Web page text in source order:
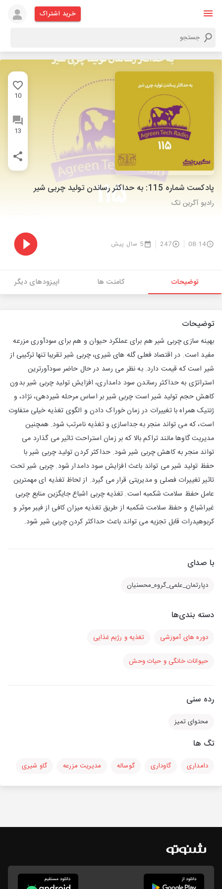
خرید اشتراک
10
13
پادکست شماره 115: به حداکثر رساندن تولید چربی شیر
رادیو آگرین تک
08:14
247 5 سال پیش
توضیحات کامنت ها اپیزودهای دیگر
توضیحات
بهینه سازی چربی شیر هم برای عملکرد حیوان و هم برای سودآوری مزرعه
مفید است. در اقتصاد فعلی گله های شیری، چربی شیر تقریبا تنها ترکیبی از
شیر است که قیمت دارد. به نظر می رسد در حال حاضر سودآورترین
استراتژی به حداکثر رساندن سود دامداری، افزایش تولید چربی شیر بدون
کاهش حجم تولید شیر است چربی شیر بر اساس مرحله شیردهی، نژاد، و
ژنتیک همراه با تغییرات در زمان خوراک دادن و الگوی تغذیه خیلی متفاوت
است، که می تواند منجر به جداسازی و تغذیه نامرتب شود. همچنین
مدیریت گاوها مانند تراکم بالا که بر زمان استراحت تاثیر می گذارد می
تواند منجر به کاهش چربی شیر شود. حداکثر کردن تولید چربی شیر با
حفظ تولید شیر می تواند باعث افزایش سود دامدار شود. چربی شیر تحت
تاثیر تغییرات فصلی و مدیریتی قرار می گیرد. از لحاظ تغذیه ای مهمترین
عامل حفظ سلامت شکمبه است. تغذیه چربی اشباع جایگزین منابع چربی
غیراشباع و حفظ سلامت شکمبه از طریق تغذیه میزان کافی از فیبر موثر و
کربوهیدرات قابل تجزیه می تواند باعث حداکثر کردن چربی شیر شود.
با صدای
دپارتمان_علمی_گروه_محسنیان
دسته بندی‌ها
دوره های آموزشی تغذیه و رژیم غذایی
حیوانات خانگی و حیات وحش
رده سنی
محتوای تمیز
تگ ها
دامداری گاوداری گوساله مدیریت مزرعه گاو شیری